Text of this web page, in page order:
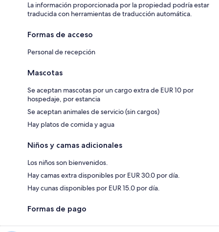
La información proporcionada por la propiedad podría estar
traducida con herramientas de traducción automática.
Formas de acceso
Personal de recepción
Mascotas
Se aceptan mascotas por un cargo extra de EUR 10 por
hospedaje, por estancia
Se aceptan animales de servicio (sin cargos)
Hay platos de comida y agua
Niños y camas adicionales
Los niños son bienvenidos.
Hay camas extra disponibles por EUR 30.0 por día.
Hay cunas disponibles por EUR 15.0 por día.
Formas de pago